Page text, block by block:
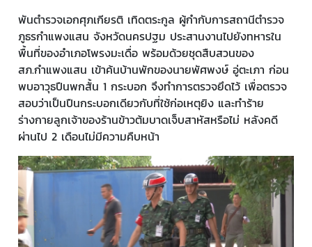
พันตำรวจเอกศุภเกียรติ เทิดตระกูล ผู้กำกับการสถานีตำรวจ
ภูธรกำแพงแสน จังหวัดนครปฐม ประสานงานไปยังทหารใน
พื้นที่ของอำเภอโพรงมะเดื่อ พร้อมด้วยชุดสืบสวนของ
สภ.กำแพงแสน เข้าค้นบ้านพักของนายพัศพงษ์ อู่ตะเภา ก่อน
พบอาวุธปืนพกสั้น 1 กระบอก จึงทำการตรวจยึดไว้ เพื่อตรวจ
สอบว่าเป็นปืนกระบอกเดียวกับที่ใช้ก่อเหตุยิง และทำร้าย
ร่างกายลูกเจ้าของร้านข้าวต้มบาดเจ็บสาหัสหรือไม่ หลังคดี
ผ่านไป 2 เดือนไม่มีความคืบหน้า